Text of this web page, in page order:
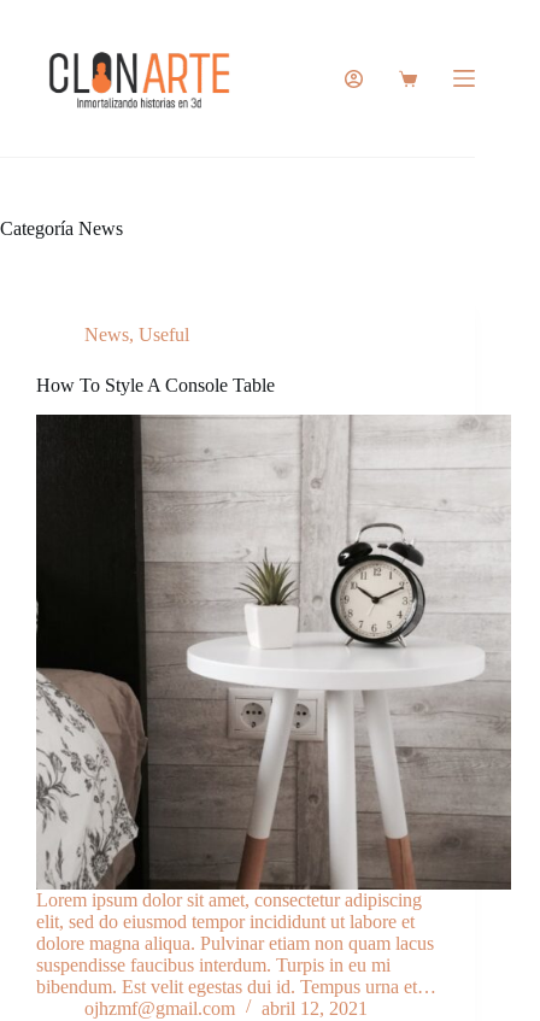
contenido
Carro
Categoría News
News, Useful
How To Style A Console Table
Lorem ipsum dolor sit amet, consectetur adipiscing
elit, sed do eiusmod tempor incididunt ut labore et
dolore magna aliqua. Pulvinar etiam non quam lacus
suspendisse faucibus interdum. Turpis in eu mi
bibendum. Est velit egestas dui id. Tempus urna et…
ojhzmf@gmail.com
abril 12, 2021